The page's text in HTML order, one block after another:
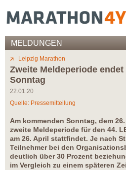
MELDUNGEN
Leipzig Marathon
Zweite Meldeperiode
Sonntag
22.01.20
Quelle: Pressemitteilung
Am kommenden Sonntag, dem
zweite Meldeperiode für den 44.
am 26. April stattfindet. Je nach
Teilnehmer bei den
deutlich über 30 Prozent
im Vergleich zu einem späteren